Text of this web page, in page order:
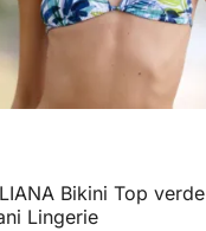
Bikini Top verde |
Lingerie